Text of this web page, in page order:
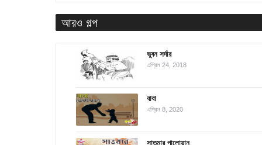
আরও গল্প
ভুবন সর্দার
এপ্রিল 24, 2018
বাবা
এপ্রিল 8, 2020
সাতমার পালোয়ান